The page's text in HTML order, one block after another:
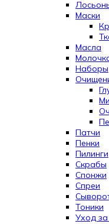
Маски
Масла
Наборы
Патчи
Пенки
Пилинги
Скрабы
Спонжи
Спреи
Тоники
Уход за